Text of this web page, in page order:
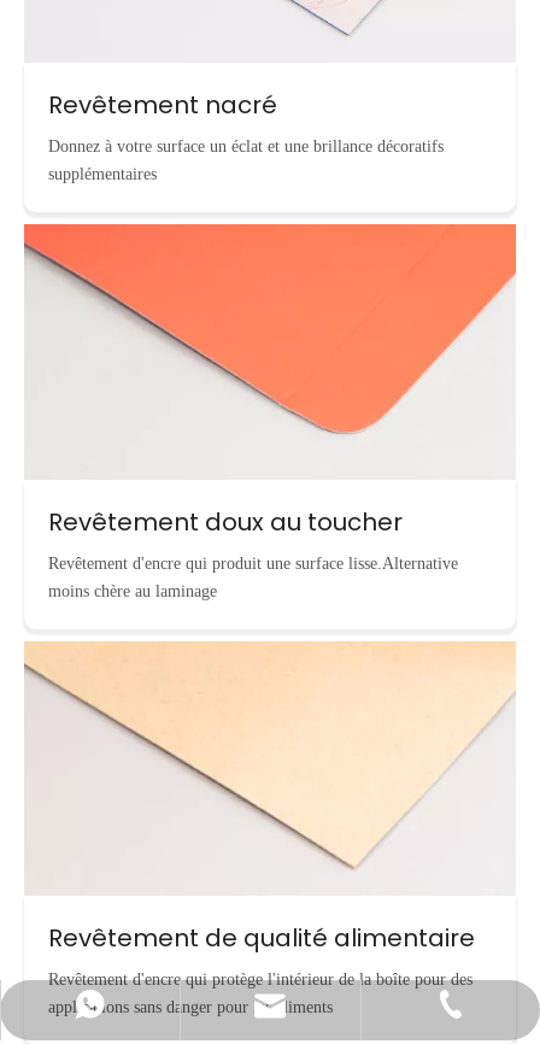
Revêtement nacré
Donnez à votre surface un éclat et une brillance décoratifs
supplémentaires
Revêtement doux au toucher
Revêtement d'encre qui produit une surface lisse.Alternative
moins chère au laminage
Revêtement de qualité alimentaire
Revêtement d'encre qui protège l'intérieur de la boîte pour des
applications sans danger pour les aliments
Contacter par WhatsApp
info@cnecopackaging.com
+86-15221732206